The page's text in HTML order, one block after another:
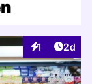
1
Interaktionen
2d